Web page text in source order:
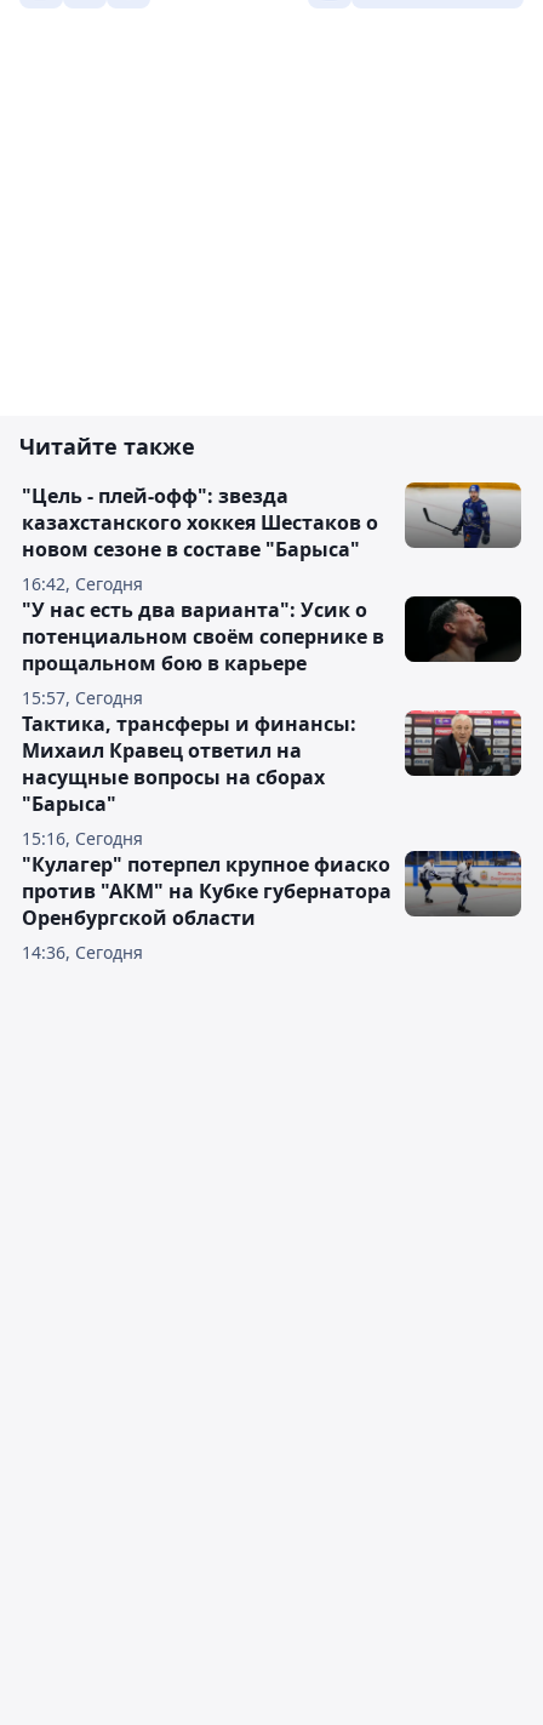
Читайте также
16:42, Сегодня
"Цель - плей-офф": звезда
казахстанского хоккея Шестаков о
новом сезоне в составе "Барыса"
15:57, Сегодня
"У нас есть два варианта": Усик о
потенциальном своём сопернике в
прощальном бою в карьере
15:16, Сегодня
Тактика, трансферы и финансы:
Михаил Кравец ответил на
насущные вопросы на сборах
"Барыса"
14:36, Сегодня
"Кулагер" потерпел крупное фиаско
против "АКМ" на Кубке губернатора
Оренбургской области